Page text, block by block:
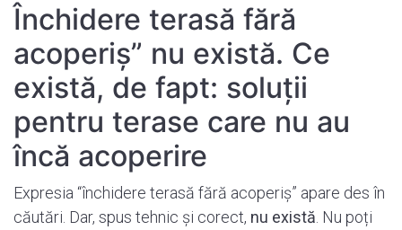
Închidere terasă fără
acoperiș” nu există. Ce
există, de fapt: soluții
pentru terase care nu au
încă acoperire
Expresia “închidere terasă fără acoperiș” apare des în
căutări. Dar, spus tehnic și corect, nu există . Nu poți